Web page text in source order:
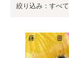
絞り込み：すべて